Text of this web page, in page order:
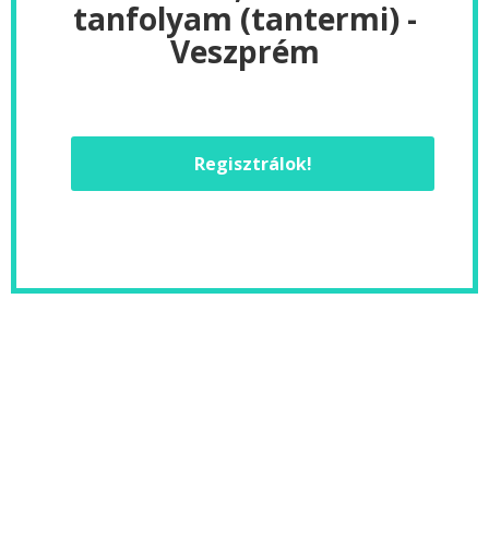
tanfolyam (tantermi) -
Veszprém
Regisztrálok!